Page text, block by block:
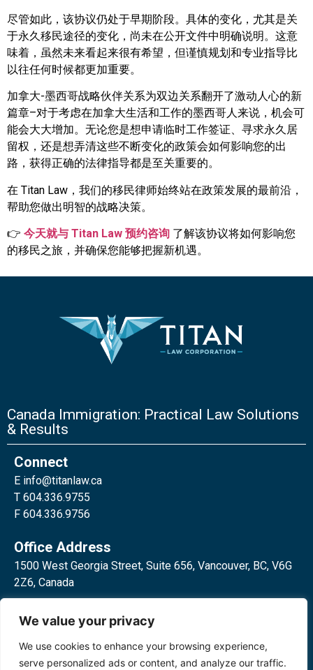
We value your privacy
We use cookies to enhance your browsing experience,
serve personalized ads or content, and analyze our traffic.
尽管如此，该协议仍处于早期阶段。具体的变化，尤其是关
于永久移民途径的变化，尚未在公开文件中明确说明。这意
味着，虽然未来看起来很有希望，但谨慎规划和专业指导比
以往任何时候都更加重要。
加拿大-墨西哥战略伙伴关系为双边关系翻开了激动人心的新
篇章–对于考虑在加拿大生活和工作的墨西哥人来说，机会可
能会大大增加。无论您是想申请临时工作签证、寻求永久居
留权，还是想弄清这些不断变化的政策会如何影响您的出
路，获得正确的法律指导都是至关重要的。
在 Titan Law，我们的移民律师始终站在政策发展的最前沿，
帮助您做出明智的战略决策。
👉 今天就与 Titan Law 预约咨询 了解该协议将如何影响您
的移民之旅，并确保您能够把握新机遇。
Canada Immigration: Practical Law Solutions
& Results
Connect
E info@titanlaw.ca
T 604.336.9755
F 604.336.9756
Office Address
1500 West Georgia Street, Suite 656, Vancouver, BC, V6G
2Z6, Canada
Toronto, ON, M4W 3E2, Canada